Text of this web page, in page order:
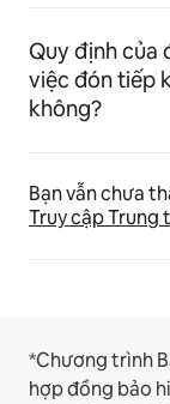
Quy định của
việc đón tiếp
không?
Bạn vẫn chưa
Truy cập Trung
*Chương trình
hợp đồng bảo